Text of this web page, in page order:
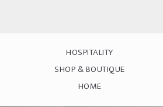
HOSPITALITY
SHOP & BOUTIQUE
HOME